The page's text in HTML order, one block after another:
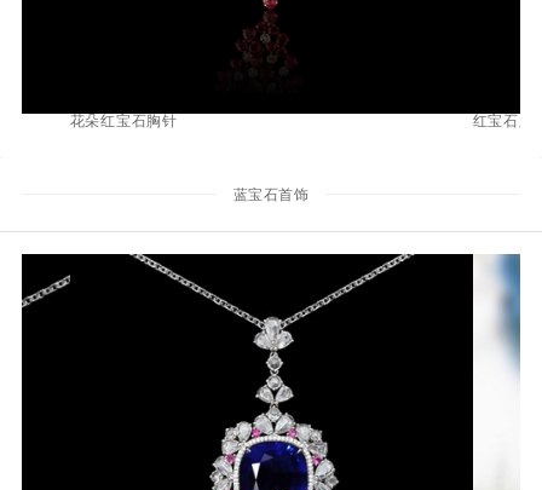
花朵红宝石胸针 红宝石胸
蓝宝石首饰